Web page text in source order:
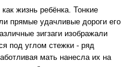
жизнь ребёнка. Тонкие
прямые удачливые дороги его
зигзаги изображали
под углом стежки - ряд
мать нанесла их на